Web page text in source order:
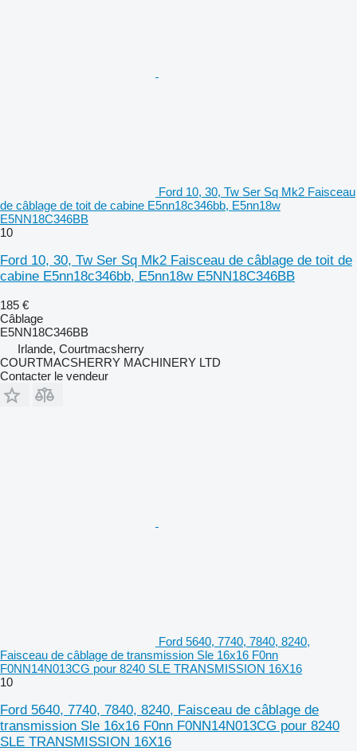
Ford 10, 30, Tw Ser Sq Mk2 Faisceau
de câblage de toit de cabine E5nn18c346bb, E5nn18w
E5NN18C346BB
10
Ford 10, 30, Tw Ser Sq Mk2 Faisceau de câblage de toit de
cabine E5nn18c346bb, E5nn18w E5NN18C346BB
185 €
Câblage
E5NN18C346BB
Irlande, Courtmacsherry
COURTMACSHERRY MACHINERY LTD
Contacter le vendeur
Ford 5640, 7740, 7840, 8240,
Faisceau de câblage de transmission Sle 16x16 F0nn
F0NN14N013CG pour 8240 SLE TRANSMISSION 16X16
10
Ford 5640, 7740, 7840, 8240, Faisceau de câblage de
transmission Sle 16x16 F0nn F0NN14N013CG pour 8240
SLE TRANSMISSION 16X16